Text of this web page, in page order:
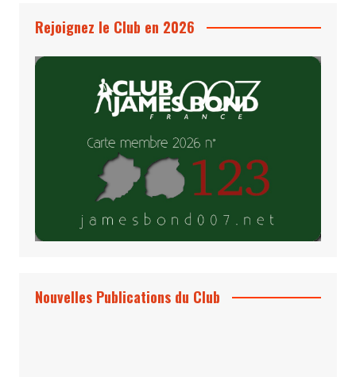
Rejoignez le Club en 2026
Nouvelles Publications du Club